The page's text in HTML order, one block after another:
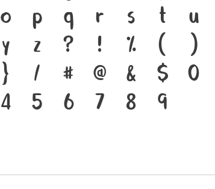
o
p q r s t u
y
z ? ! % ( )
}
/ # @ & $ 0
4
5 6 7 8 9
โครงสร้างแกร่งของสะพานที่เ
ชาติ จากปัจจุบันสู่อนาคต